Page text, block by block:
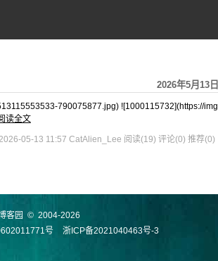
2026年5月13日
790075877.jpg) ![1000115732](https://img
读全文
05-13 11:57 CatAlien_Lee 阅读(19) 评论(0) 推荐(0)
客园 © 2004-2026
号
浙ICP备2021040463号-3